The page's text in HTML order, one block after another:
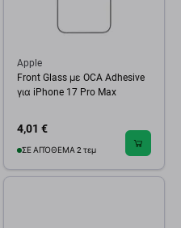
Apple
Front Glass με OCA Adhesive
για iPhone 17 Pro Max
4,01 €
ΣΕ ΑΠΌΘΕΜΑ 2 τεμ